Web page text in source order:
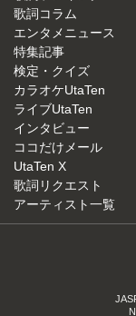
歌詞コラム
エンタメニュース
特集記事
検定・クイズ
カラオケUtaTen
ライブUtaTen
インタビュー
ココだけメール
UtaTen X
歌詞リクエスト
アーティスト一覧